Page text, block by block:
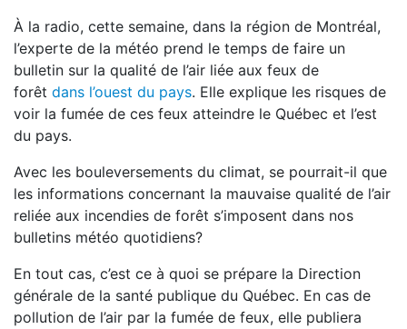
À la radio, cette semaine, dans la région de Montréal,
l’experte de la météo prend le temps de faire un
bulletin sur la qualité de l’air liée aux feux de
forêt dans l’ouest du pays. Elle explique les risques de
voir la fumée de ces feux atteindre le Québec et l’est
du pays.
Avec les bouleversements du climat, se pourrait-il que
les informations concernant la mauvaise qualité de l’air
reliée aux incendies de forêt s’imposent dans nos
bulletins météo quotidiens?
En tout cas, c’est ce à quoi se prépare la Direction
générale de la santé publique du Québec. En cas de
pollution de l’air par la fumée de feux, elle publiera